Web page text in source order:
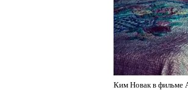
Ким Новак в фильме